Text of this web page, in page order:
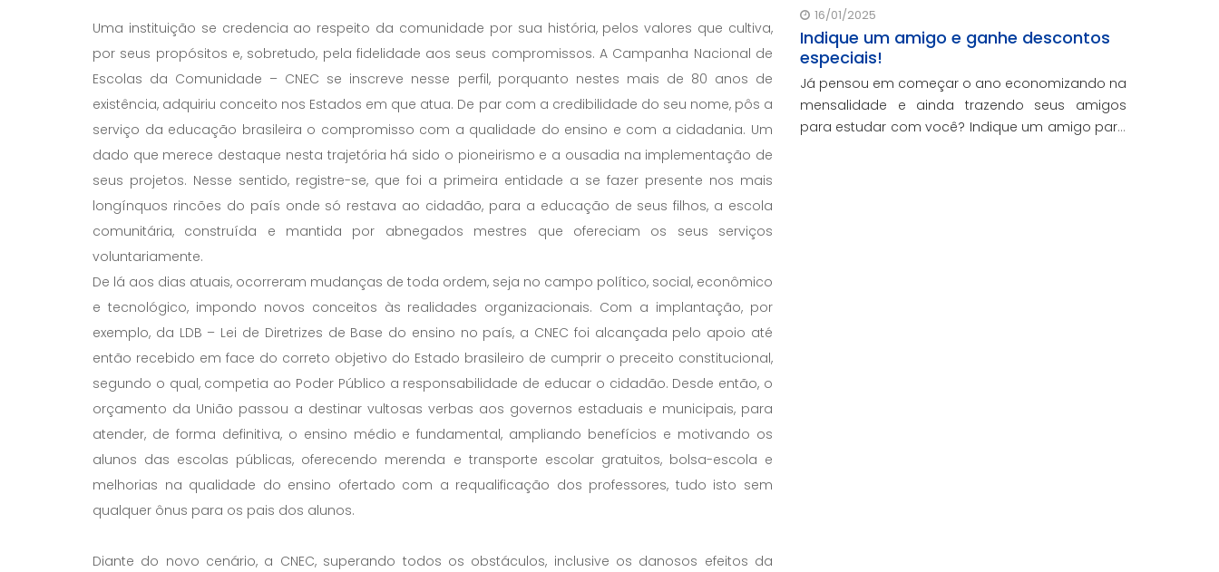
Uma instituição se credencia ao respeito da comunidade por sua história, pelos valores que cultiva,
por seus propósitos e, sobretudo, pela fidelidade aos seus compromissos. A Campanha Nacional de
Escolas da Comunidade – CNEC se inscreve nesse perfil, porquanto nestes mais de 80 anos de
existência, adquiriu conceito nos Estados em que atua. De par com a credibilidade do seu nome, pôs a
serviço da educação brasileira o compromisso com a qualidade do ensino e com a cidadania. Um
dado que merece destaque nesta trajetória há sido o pioneirismo e a ousadia na implementação de
seus projetos. Nesse sentido, registre-se, que foi a primeira entidade a se fazer presente nos mais
longínquos rincões do país onde só restava ao cidadão, para a educação de seus filhos, a escola
comunitária, construída e mantida por abnegados mestres que ofereciam os seus serviços
voluntariamente.
De lá aos dias atuais, ocorreram mudanças de toda ordem, seja no campo político, social, econômico
e tecnológico, impondo novos conceitos às realidades organizacionais. Com a implantação, por
exemplo, da LDB – Lei de Diretrizes de Base do ensino no país, a CNEC foi alcançada pelo apoio até
então recebido em face do correto objetivo do Estado brasileiro de cumprir o preceito constitucional,
segundo o qual, competia ao Poder Público a responsabilidade de educar o cidadão. Desde então, o
orçamento da União passou a destinar vultosas verbas aos governos estaduais e municipais, para
atender, de forma definitiva, o ensino médio e fundamental, ampliando benefícios e motivando os
alunos das escolas públicas, oferecendo merenda e transporte escolar gratuitos, bolsa-escola e
melhorias na qualidade do ensino ofertado com a requalificação dos professores, tudo isto sem
qualquer ônus para os pais dos alunos.
Diante do novo cenário, a CNEC, superando todos os obstáculos, inclusive os danosos efeitos da
estamos aqui para te ajudar a transformar
metas em conquistas reais.
16/01/2025
Indique um amigo e ganhe descontos
especiais!
Já pensou em começar o ano economizando na
mensalidade e ainda trazendo seus amigos
para estudar com você? Indique um amigo para